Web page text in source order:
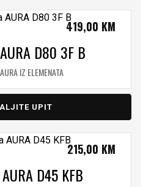
D80 3F B
IZ ELEMENATA
419,00 KM
UPIT
D45 KFB
215,00 KM